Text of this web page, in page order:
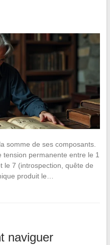
somme de ses composants.
tension permanente entre le 1
le 7 (introspection, quête de
produit le…
naviguer